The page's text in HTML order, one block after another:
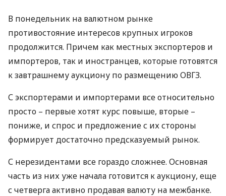
В понедельник на валютном рынке
противостояние интересов крупных игроков
продолжится. Причем как местных экспортеров и
импортеров, так и иностранцев, которые готовятся
к завтрашнему аукциону по размещениюОВГЗ.
С экспортерами и импортерами все относительно
просто – первые хотят курс повыше, вторые –
пониже, и спрос и предложение с их стороны
формирует достаточно предсказуемый рынок.
С нерезидентами все гораздо сложнее. Основная
часть из них уже начала готовится к аукциону, еще
с четверга активно продавая валюту на межбанке.